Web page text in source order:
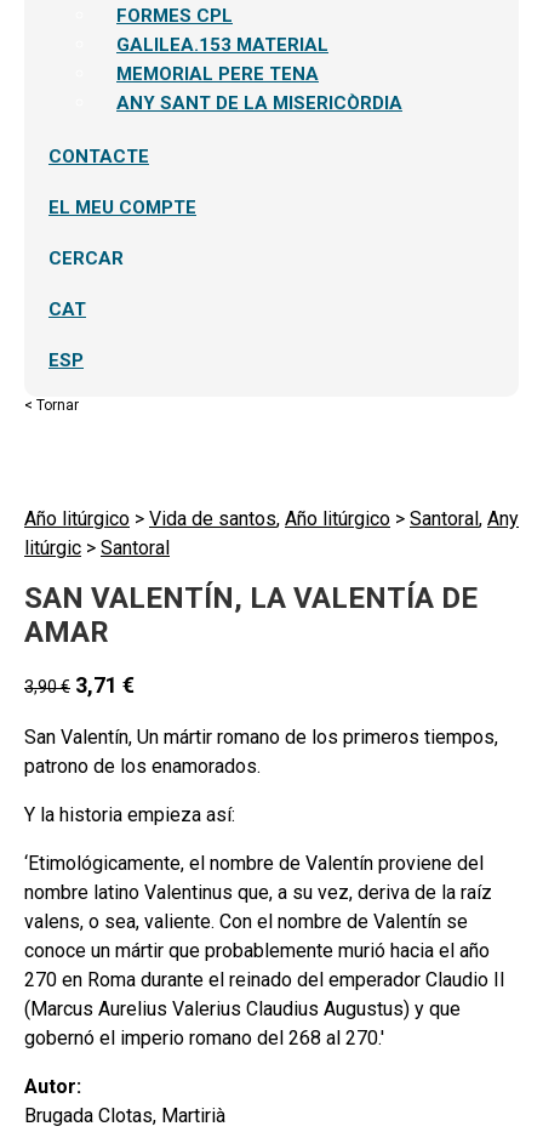
secundariFORMES CPL
GALILEA.153 MATERIAL
MEMORIAL PERE TENA
ANY SANT DE LA MISERICÒRDIA
CONTACTE
EL MEU COMPTE
CERCAR
CAT
ESP
< Tornar
Año litúrgico > Vida de santos, Año litúrgico > Santoral, Any
litúrgic > Santoral
SAN VALENTÍN, LA VALENTÍA DE
AMAR
3,90€ 3,71 €
San Valentín, Un mártir romano de los primeros tiempos,
patrono de los enamorados.
Y la historia empieza así:
‘Etimológicamente, el nombre de Valentín proviene del
nombre latino Valentinus que, a su vez, deriva de la raíz
valens, o sea, valiente. Con el nombre de Valentín se
conoce un mártir que probablemente murió hacia el año
270 en Roma durante el reinado del emperador Claudio II
(Marcus Aurelius Valerius Claudius Augustus) y que
gobernó el imperio romano del 268 al 270.'
Autor:
Brugada Clotas, Martirià